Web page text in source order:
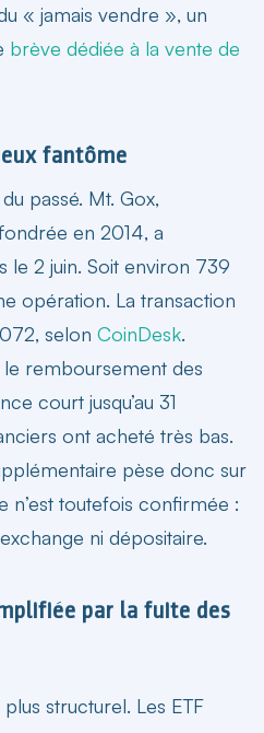
« jamais vendre », un
brève dédiée à la vente de
fantôme
passé. Mt. Gox,
en 2014, a
le 2 juin. Soit environ 739
opération. La transaction
selon CoinDesk.
le remboursement des
court jusqu’au 31
ont acheté très bas.
pèse donc sur
n’est toutefois confirmée :
ni dépositaire.
par la fuite des
structurel. Les ETF